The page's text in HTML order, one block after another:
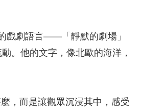
戲劇語言——「靜默的劇場」
。他的文字，像北歐的海洋，
，而是讓觀眾沉浸其中，感受